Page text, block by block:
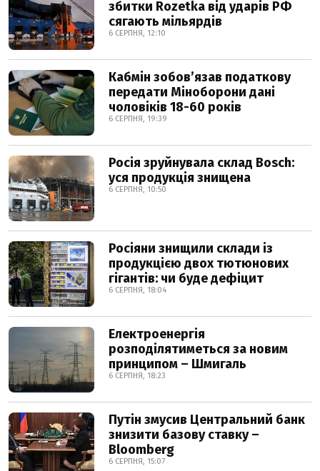
збитки Rozetka від ударів РФ
сягають мільярдів
6 СЕРПНЯ, 12:10
Кабмін зобовʼязав податкову
передати Міноборони дані
чоловіків 18-60 років
6 СЕРПНЯ, 19:39
Росія зруйнувала склад Bosch:
уся продукція знищена
6 СЕРПНЯ, 10:50
Росіяни знищили склади із
продукцією двох тютюнових
гігантів: чи буде дефіцит
6 СЕРПНЯ, 18:04
Електроенергія
розподілятиметься за новим
принципом – Шмигаль
6 СЕРПНЯ, 18:23
Путін змусив Центральний банк
знизити базову ставку –
Bloomberg
6 СЕРПНЯ, 15:07